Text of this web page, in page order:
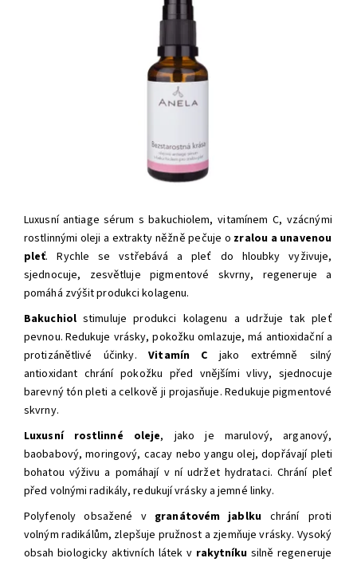
Luxusní antiage sérum sbakuchiolem, vitamínem C, vzácnými
rostlinnými oleji a extrakty něžně pečuje o zralou a unavenou
pleť. Rychle se vstřebává a pleť do hloubky vyživuje,
sjednocuje, zesvětluje pigmentové skvrny, regeneruje a
pomáhá zvýšit produkci kolagenu.
Bakuchiol stimuluje produkci kolagenu a udržuje tak pleť
pevnou. Redukuje vrásky, pokožku omlazuje,má antioxidační a
protizánětlivé účinky.Vitamín C jako extrémně silný
antioxidant chrání pokožku před vnějšími vlivy, sjednocuje
barevný tón pleti a celkově ji projasňuje. Redukuje pigmentové
skvrny.
Luxusní rostlinné oleje, jako je marulový, arganový,
baobabový, moringový, cacay nebo yangu olej, dopřávají pleti
bohatou výživu a pomáhají v ní udržet hydrataci. Chrání pleť
před volnými radikály, redukují vrásky a jemné linky.
Polyfenoly obsažené v granátovém jablkuchrání proti
volným radikálům, zlepšuje pružnost a zjemňuje vrásky. Vysoký
obsah biologicky aktivních látek v rakytníku silně regeneruje